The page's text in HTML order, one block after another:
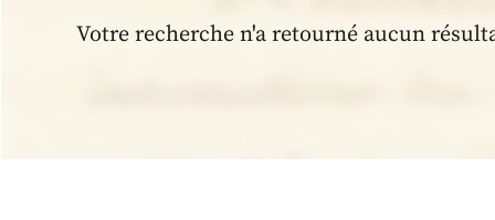
Votre recherche n'a retourné aucun